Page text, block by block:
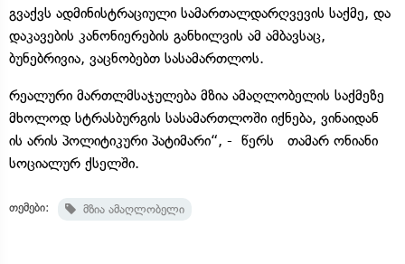
გვაქვს ადმინისტრაციული სამართალდარღვევის საქმე, და
დაკავების კანონიერების განხილვის ამ ამბავსაც,
ბუნებრივია, ვაცნობებთ სასამართლოს.
რეალური მართლმსაჯულება მზია ამაღლობელის საქმეზე
მხოლოდ სტრასბურგის სასამართლოში იქნება, ვინაიდან
ის არის პოლიტიკური პატიმარი“, - წერს თამარ ონიანი
სოციალურ ქსელში.
თემები: მზია ამაღლობელი